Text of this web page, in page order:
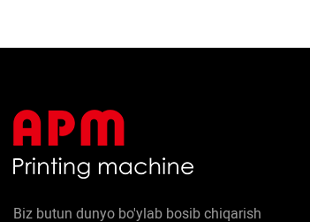
Biz butun dunyo bo'ylab bosib chiqarish